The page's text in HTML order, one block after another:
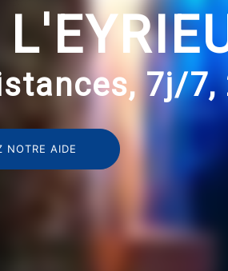
7j/7,
NOTRE AIDE